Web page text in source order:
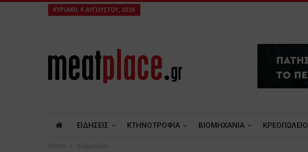
ΚΥΡΙΑΚΉ, 9 ΑΥΓΟΎΣΤΟΥ, 2026
ΕΙΔΗΣΕΙΣ ΚΤΗΝΟΤΡΟΦΙΑ ΒΙΟΜΗΧΑΝΙΑ ΚΡΕΟΠΩΛΕΙΟ
Home σαλμονέλα